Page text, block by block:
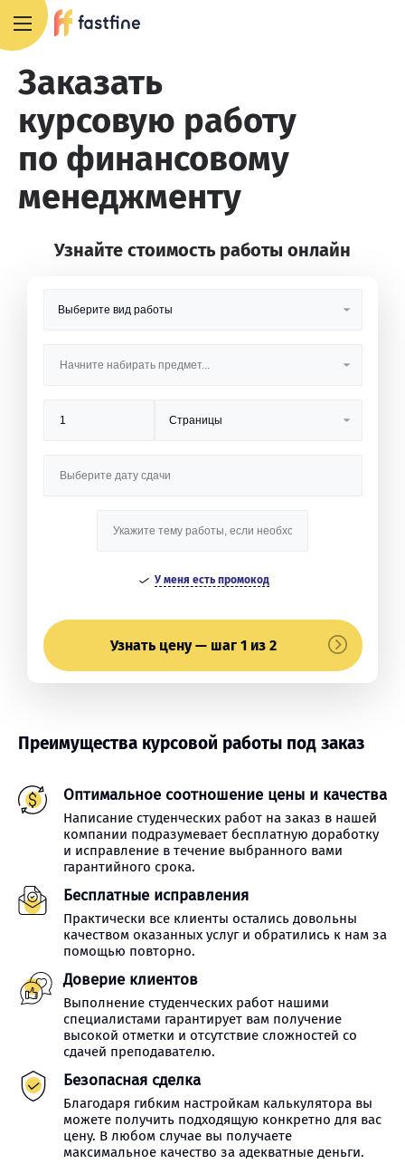
Заказать
курсовую работу
по финансовому
менеджменту
Узнайте стоимость работы онлайн
У меня есть промокод
Узнать цену — шаг 1 из 2
Преимущества курсовой работы под заказ
Оптимальное соотношение цены и качества
Написание студенческих работ на заказ в нашей
компании подразумевает бесплатную доработку
и исправление в течение выбранного вами
гарантийного срока.
Бесплатные исправления
Практически все клиенты остались довольны
качеством оказанных услуг и обратились к нам за
помощью повторно.
Доверие клиентов
Выполнение студенческих работ нашими
специалистами гарантирует вам получение
высокой отметки и отсутствие сложностей со
сдачей преподавателю.
Безопасная сделка
Благодаря гибким настройкам калькулятора вы
можете получить подходящую конкретно для вас
цену. В любом случае вы получаете
максимальное качество за адекватные деньги.